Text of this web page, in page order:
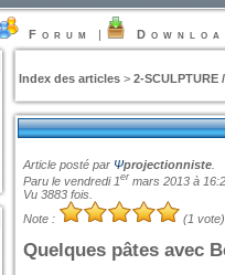
Forum |
Index des articles> 2-SCULPTURE
Article posté par Ψprojectionniste.
Paru le vendredi 1er mars 2013 à
Vu 3883 fois.
Note :
(1 vote)
Quelques pâtes avec